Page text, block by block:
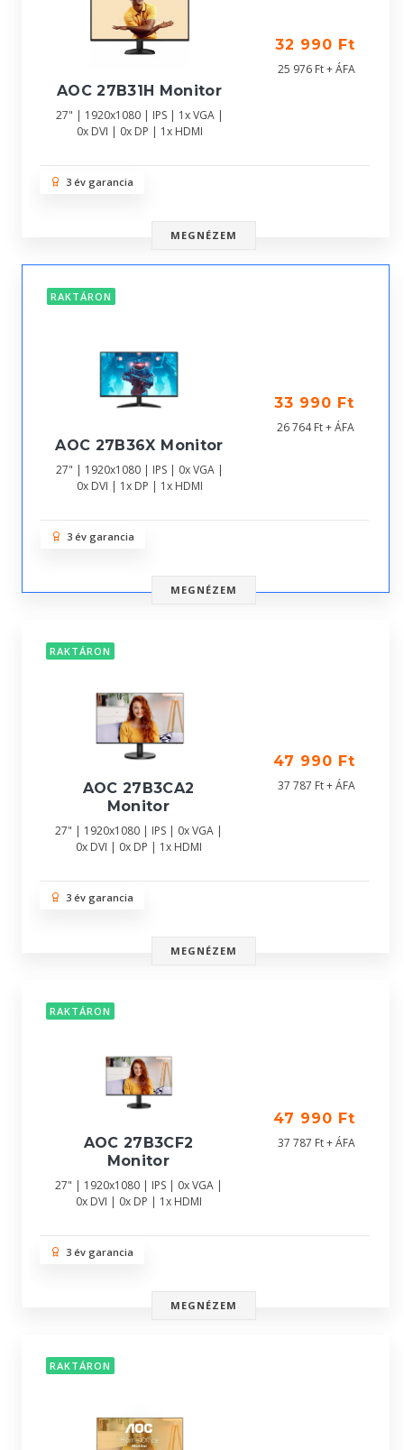
AOC 27B31H Monitor
27" | 1920x1080 | IPS | 1x VGA |
0x DVI | 0x DP | 1x HDMI
32 990 Ft
25 976 Ft + ÁFA
3 év garancia
MEGNÉZEM
RAKTÁRON
AOC 27B36X Monitor
27" | 1920x1080 | IPS | 0x VGA |
0x DVI | 1x DP | 1x HDMI
33 990 Ft
26 764 Ft + ÁFA
3 év garancia
MEGNÉZEM
RAKTÁRON
AOC 27B3CA2
Monitor
27" | 1920x1080 | IPS | 0x VGA |
0x DVI | 0x DP | 1x HDMI
47 990 Ft
37 787 Ft + ÁFA
3 év garancia
MEGNÉZEM
RAKTÁRON
AOC 27B3CF2
Monitor
27" | 1920x1080 | IPS | 0x VGA |
0x DVI | 0x DP | 1x HDMI
47 990 Ft
37 787 Ft + ÁFA
3 év garancia
MEGNÉZEM
RAKTÁRON